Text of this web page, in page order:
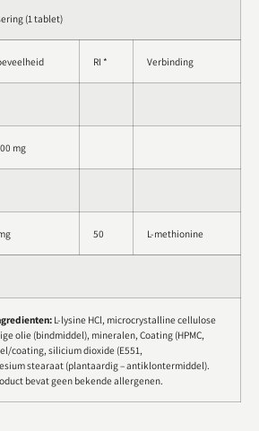
(1 tablet)
RI * Verbinding
mg
50 L-methionine
L-lysine HCl, microcrystalline cellulose
olie (bindmiddel), mineralen, Coating (HPMC,
coating, silicium dioxide (E551,
stearaat (plantaardig – antiklontermiddel).
bevat geen bekende allergenen.